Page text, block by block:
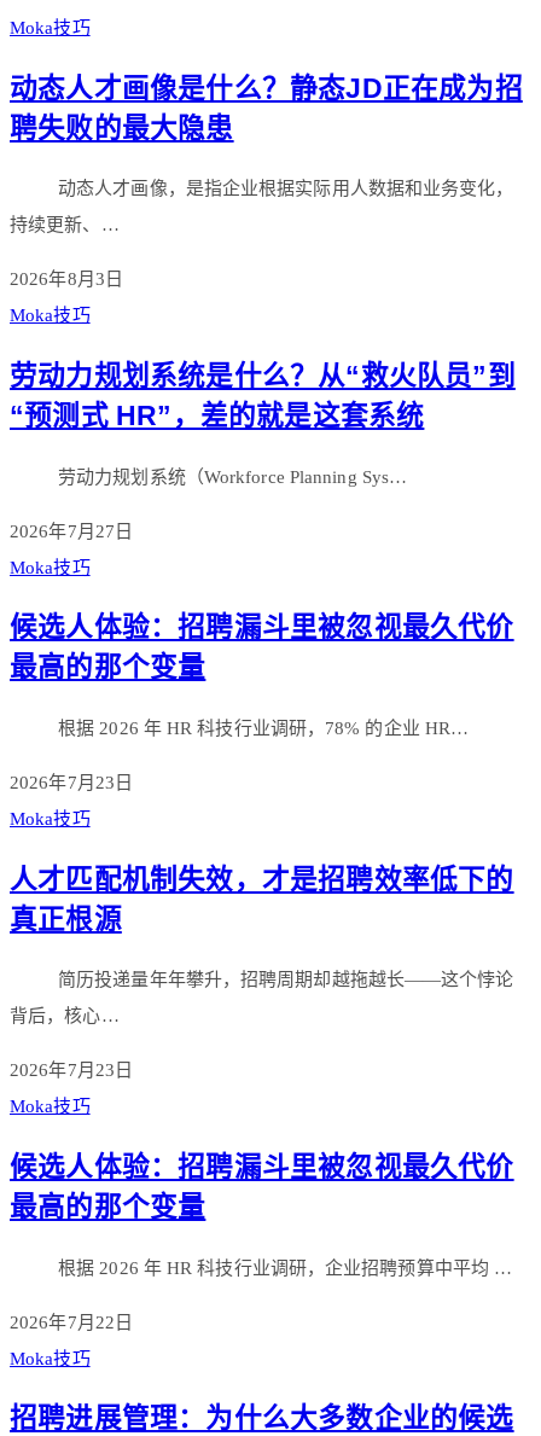
Moka技巧
动态人才画像是什么？静态JD正在成为招
聘失败的最大隐患
动态人才画像，是指企业根据实际用人数据和业务变化，
持续更新、…
2026年8月3日
Moka技巧
劳动力规划系统是什么？从“救火队员”到
“预测式 HR”，差的就是这套系统
劳动力规划系统（Workforce Planning Sys…
2026年7月27日
Moka技巧
候选人体验：招聘漏斗里被忽视最久代价
最高的那个变量
根据 2026 年 HR 科技行业调研，78% 的企业 HR…
2026年7月23日
Moka技巧
人才匹配机制失效，才是招聘效率低下的
真正根源
简历投递量年年攀升，招聘周期却越拖越长——这个悖论
背后，核心…
2026年7月23日
Moka技巧
候选人体验：招聘漏斗里被忽视最久代价
最高的那个变量
根据 2026 年 HR 科技行业调研，企业招聘预算中平均 …
2026年7月22日
Moka技巧
招聘进展管理：为什么大多数企业的候选